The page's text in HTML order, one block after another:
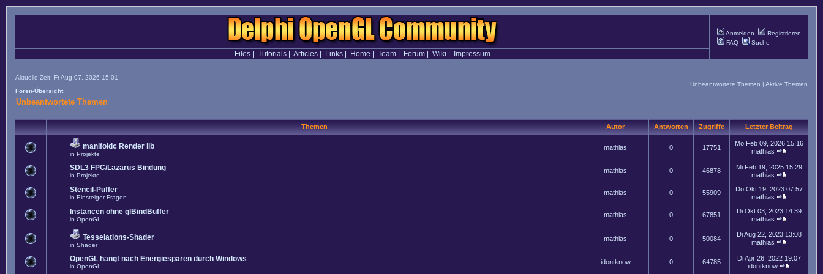
Anmelden
Registrieren
FAQ
Suche
Files| Tutorials| Articles| Links| Home Team| Forum| Wiki Impressum
Aktuelle Zeit: Fr Aug 07, 2026 15:01
Foren-Übersicht
Unbeantwortete Themen | Aktive Themen
Unbeantwortete Themen
Themen Autor Antworten Zugriffe Letzter Beitrag
manifoldc Render lib
in Projekte
mathias 0 17751
Mo Feb 09, 2026 15:16
mathias
SDL3 FPC/Lazarus Bindung
in Projekte
mathias 0 46878
Mi Feb 19, 2025 15:29
mathias
Stencil-Puffer
in Einsteiger-Fragen
mathias 0 55909
Do Okt 19, 2023 07:57
mathias
Instancen ohne glBindBuffer
in OpenGL
mathias 0 67851
Di Okt 03, 2023 14:39
mathias
Tesselations-Shader
in Shader
mathias 0 50084
Di Aug 22, 2023 13:08
mathias
OpenGL hängt nach Energiesparen durch Windows
in OpenGL
idontknow 0 64785
Di Apr 26, 2022 19:07
idontknow